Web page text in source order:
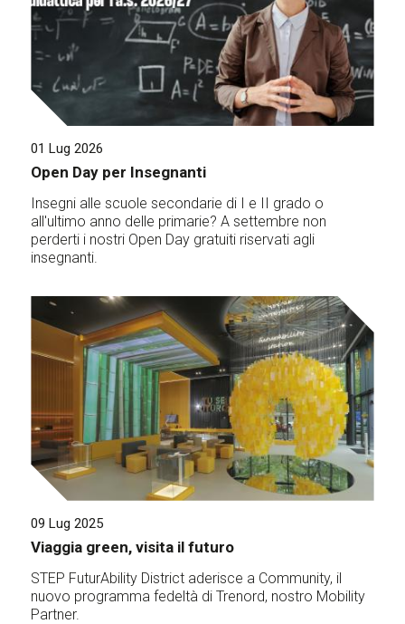
01 Lug 2026
Open Day per Insegnanti
Insegni alle scuole secondarie di I e II grado o
all'ultimo anno delle primarie? A settembre non
perderti i nostri Open Day gratuiti riservati agli
insegnanti.
09 Lug 2025
Viaggia green, visita il futuro
STEP FuturAbility District aderisce a Community, il
nuovo programma fedeltà di Trenord, nostro Mobility
Partner.